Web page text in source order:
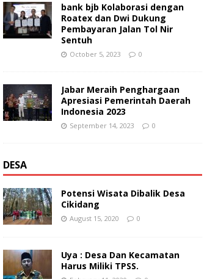
bank bjb Kolaborasi dengan
Roatex dan Dwi Dukung
Pembayaran Jalan Tol Nir
Sentuh
October 5, 2023 0
Jabar Meraih Penghargaan
Apresiasi Pemerintah Daerah
Indonesia 2023
September 14, 2023 0
DESA
Potensi Wisata Dibalik Desa
Cikidang
August 15, 2020 0
Uya : Desa Dan Kecamatan
Harus Miliki TPSS.